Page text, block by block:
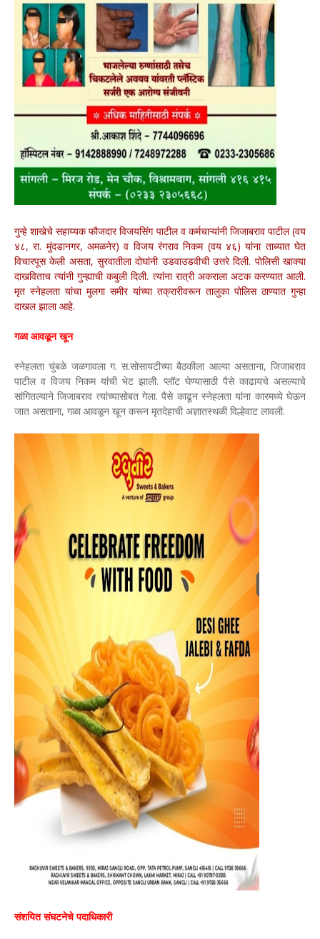
गुन्हे शाखेचे सहाय्यक फौजदार विजयसिंग पाटील व कर्मचाऱ्यांनी जिजाबराव पाटील (वय
४८, रा. मुंदडानगर, अमळनेर) व विजय रंगराव निकम (वय ४६) यांना ताब्यात घेत
विचारपूस केली असता, सुरवातीला दोघांनी उडवाउडवीची उत्तरे दिली. पोलिसी खाक्या
दाखविताच त्यांनी गुन्ह्याची कबुली दिली. त्यांना रात्री अकराला अटक करण्यात आली.
मृत स्नेहलता यांचा मुलगा समीर यांच्या तक्रारीवरून तालुका पोलिस ठाण्यात गुन्हा
दाखल झाला आहे.
गळा आवळून खून
स्नेहलता चुंबळे जळगावला ग. स.सोसायटीच्या बैठकीला आल्या असताना, जिजाबराव
पाटील व विजय निकम यांची भेट झाली. प्लॉट घेण्यासाठी पैसे काढायचे असल्याचे
सांगितल्याने जिजाबराव त्यांच्यासोबत गेला. पैसे काढून स्नेहलता यांना कारमध्ये घेऊन
जात असताना, गळा आवळून खून करून मृतदेहाची अज्ञातस्थळी विल्हेवाट लावली.
संशयित संघटनेचे पदाधिकारी